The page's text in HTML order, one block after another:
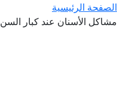
الصفحة الرئيسية
مشاكل الأسنان عند كبار السن